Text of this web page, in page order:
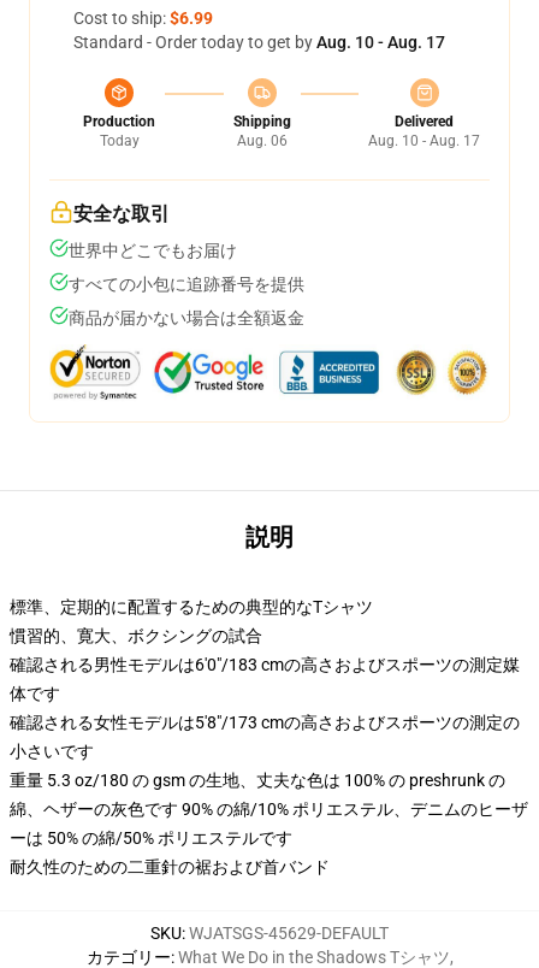
Cost to ship:$6.99
Standard - Order today to get byAug. 10 - Aug. 17
Production
Today
Shipping
Aug. 06
Delivered
Aug. 10 - Aug. 17
安全な取引
世界中どこでもお届け
すべての小包に追跡番号を提供
商品が届かない場合は全額返金
説明
標準、定期的に配置するための典型的なTシャツ
慣習的、寛大、ボクシングの試合
確認される男性モデルは6'0"/183 cmの高さおよびスポーツの測定媒
体です
確認される女性モデルは5'8"/173 cmの高さおよびスポーツの測定の
小さいです
重量 5.3 oz/180 の gsm の生地、丈夫な色は 100% の preshrunk の
綿、ヘザーの灰色です 90% の綿/10% ポリエステル、デニムのヒーザ
ーは 50% の綿/50% ポリエステルです
耐久性のための二重針の裾および首バンド
SKU:WJATSGS-45629-DEFAULT
カテゴリー:What We Do in the Shadows Tシャツ,